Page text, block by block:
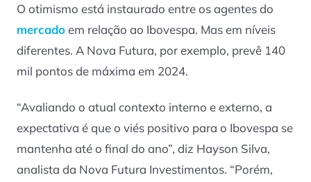
O otimismo está instaurado entre os agentes do
mercadoem relação ao Ibovespa. Mas em níveis
diferentes. A Nova Futura, por exemplo, prevê 140
mil pontos de máxima em 2024.
“Avaliando o atual contexto interno e externo, a
expectativa é que o viés positivo para o Ibovespa se
mantenha até o final do ano”, diz Hayson Silva,
analista da Nova Futura Investimentos. “Porém,